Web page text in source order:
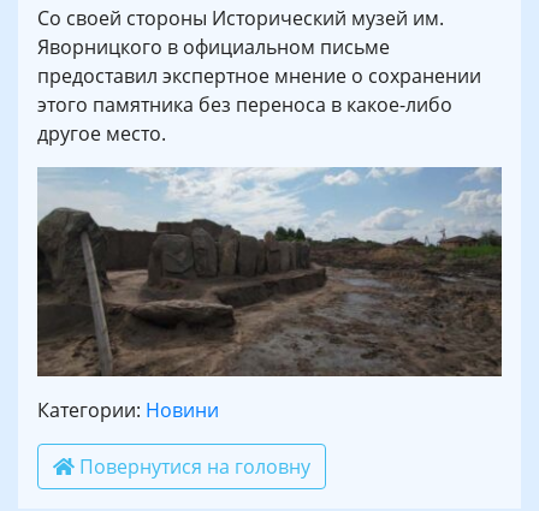
Со своей стороны Исторический музей им.
Яворницкого в официальном письме
предоставил экспертное мнение о сохранении
этого памятника без переноса в какое-либо
другое место.
Категории: Новини
Повернутися на головну